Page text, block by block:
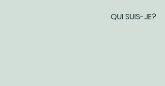
QUI SUIS-JE?